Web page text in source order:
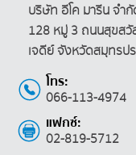
บริษัท อีโค มารีน จำ
128 หมู่ 3 ถนนสุขส
เจดีย์ จังหวัดสมุทรป
โทร:
066-113-4974
แฟกซ์:
02-819-5712